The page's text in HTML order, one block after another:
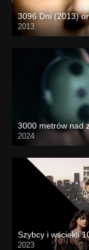
3096 Dni (2013)
2013
3000 metrów nad
2024
Szybcy i wściekli
2023